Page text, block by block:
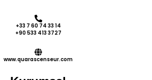
+33 7 60 74 33 14
+90 533 413 3727
www.quarascenseur.com